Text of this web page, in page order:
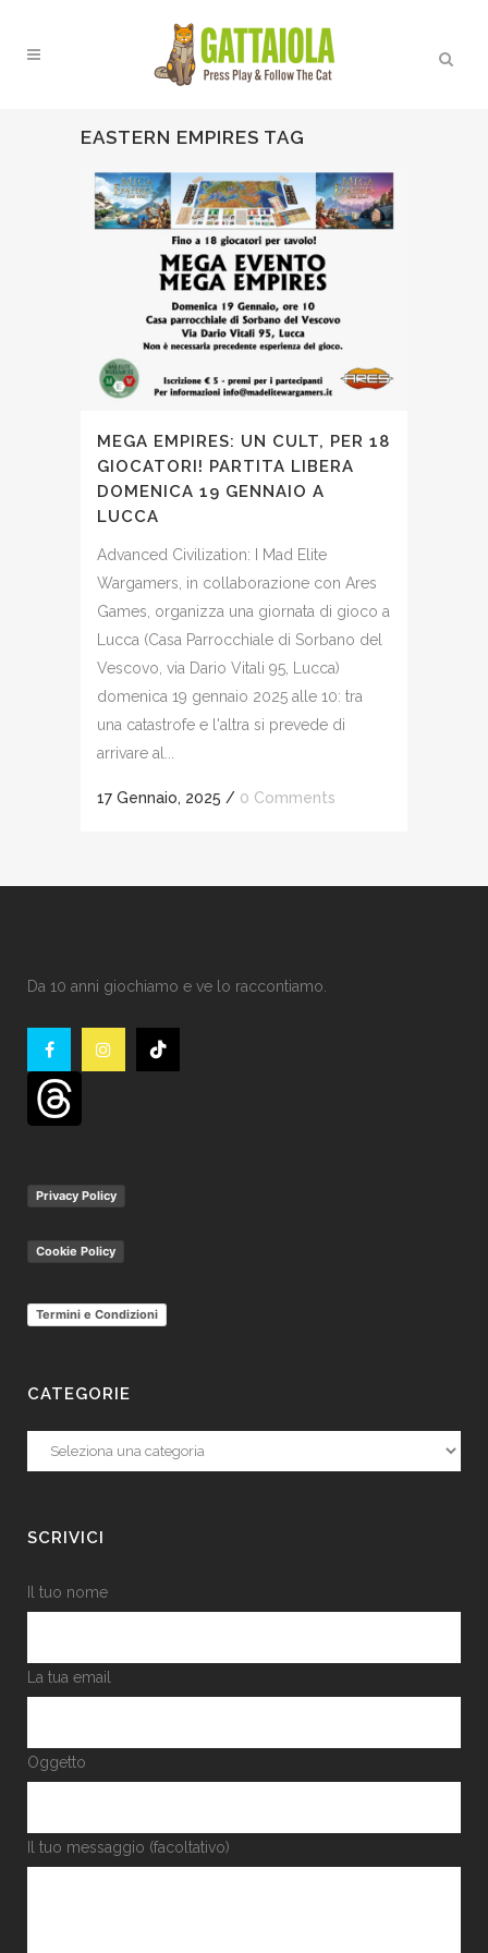
EASTERN EMPIRES TAG
MEGA EMPIRES: UN CULT, PER 18
GIOCATORI! PARTITA LIBERA
DOMENICA 19 GENNAIO A
LUCCA
Advanced Civilization: I Mad Elite
Wargamers, in collaborazione con Ares
Games, organizza una giornata di gioco a
Lucca (Casa Parrocchiale di Sorbano del
Vescovo, via Dario Vitali 95, Lucca)
domenica 19 gennaio 2025 alle 10: tra
una catastrofe e l'altra si prevede di
arrivare al...
17 Gennaio, 2025 / 0 Comments
Da 10 anni giochiamo e ve lo raccontiamo.
Privacy Policy
Cookie Policy
Termini e Condizioni
CATEGORIE
Categorie
SCRIVICI
Il tuo nome
La tua email
Oggetto
Il tuo messaggio (facoltativo)